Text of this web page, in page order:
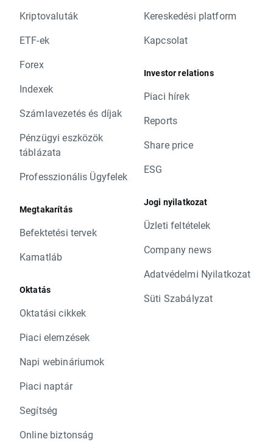
Kriptovaluták
ETF-ek
Forex
Indexek
Számlavezetés és díjak
Pénzügyi eszközök
táblázata
Professzionális Ügyfelek
Megtakarítás
Befektetési tervek
Kamatláb
Oktatás
Oktatási cikkek
Piaci elemzések
Napi webináriumok
Piaci naptár
Segítség
Online biztonság
Kereskedési platform
Kapcsolat
Investor relations
Piaci hírek
Reports
Share price
ESG
Jogi nyilatkozat
Üzleti feltételek
Company news
Adatvédelmi Nyilatkozat
Süti Szabályzat